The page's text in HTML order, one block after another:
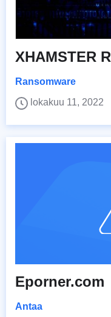
XHAMSTER
Ransomware
lokakuu 11, 2022
Eporner.com
Antaa